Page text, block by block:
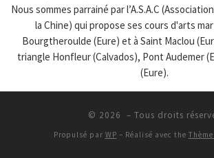
Nous sommes parrainé par l’A.S.A.C
la Chine) qui propose ses cours d'arts
Bourgtheroulde (Eure) et à Saint Maclou
triangle Honfleur (Calvados), Pont Audemer
(Eure).
© 2026 – Tous droits
Propulsé par WP – Réalisé avec the